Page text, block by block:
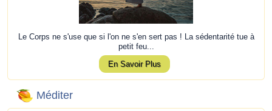
Le Corps ne s'use que si l'on ne s'en sert pas ! La sédentarité tue à
petit feu...
En Savoir Plus
Méditer